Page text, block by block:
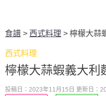
食譜 > 西式料理 > 檸檬大蒜
西式料理
檸檬大蒜蝦義大利
投稿日：2023年11月15日 更新日：